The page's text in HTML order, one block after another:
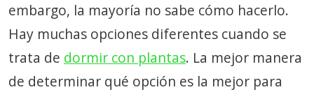
embargo, la mayoría no sabe cómo hacerlo.
Hay muchas opciones diferentes cuando se
trata de dormir con plantas. La mejor manera
de determinar qué opción es la mejor para